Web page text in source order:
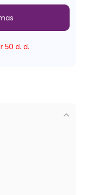
50 d. d.